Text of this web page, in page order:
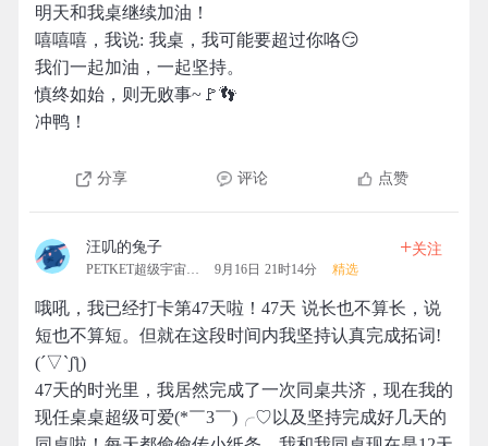
明天和我桌继续加油！
嘻嘻嘻，我说: 我桌，我可能要超过你咯😏
我们一起加油，一起坚持。
慎终如始，则无败事~🚩👣
冲鸭！
分享 评论 点赞
汪叽的兔子
PETKET超级宇宙拓团 9月16日 21时14分 精选
+关注
哦吼，我已经打卡第47天啦！47天 说长也不算长，说
短也不算短。但就在这段时间内我坚持认真完成拓词!
(´▽`ʃƪ)
47天的时光里，我居然完成了一次同桌共济，现在我的
现任桌桌超级可爱(*￣3￣)╭♡以及坚持完成好几天的